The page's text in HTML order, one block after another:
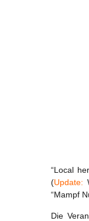
“Local
(Update:
“Mampf
Die